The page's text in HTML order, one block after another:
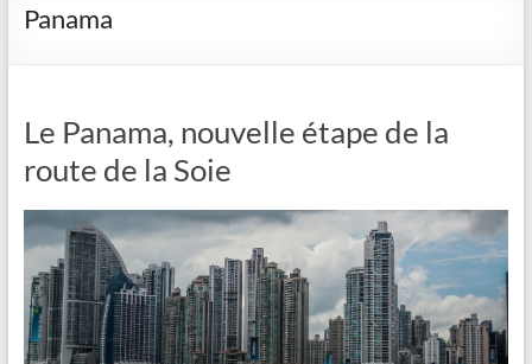
Panama
Le Panama, nouvelle étape de la
route de la Soie